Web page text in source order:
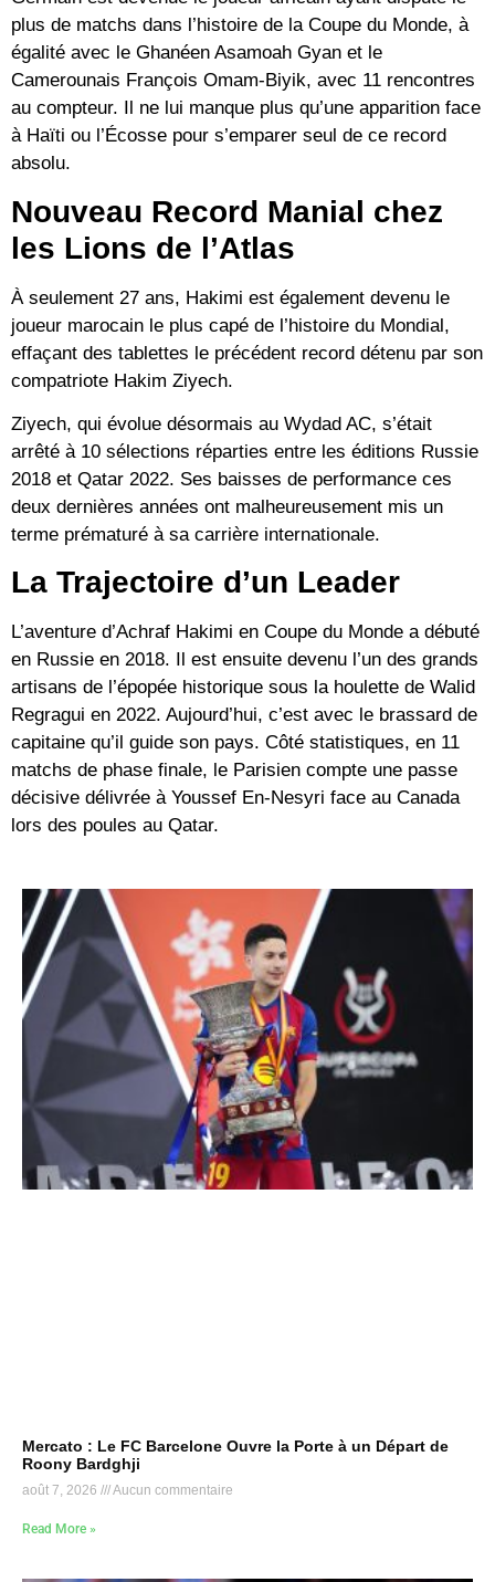
plus de matchs dans l’histoire de la Coupe du Monde, à
égalité avec le Ghanéen Asamoah Gyan et le
Camerounais François Omam-Biyik, avec 11 rencontres
au compteur. Il ne lui manque plus qu’une apparition face
à Haïti ou l’Écosse pour s’emparer seul de ce record
absolu.
Nouveau Record Manial chez
les Lions de l’Atlas
À seulement 27 ans, Hakimi est également devenu le
joueur marocain le plus capé de l’histoire du Mondial,
effaçant des tablettes le précédent record détenu par son
compatriote Hakim Ziyech.
Ziyech, qui évolue désormais au Wydad AC, s’était
arrêté à 10 sélections réparties entre les éditions Russie
2018 et Qatar 2022. Ses baisses de performance ces
deux dernières années ont malheureusement mis un
terme prématuré à sa carrière internationale.
La Trajectoire d’un Leader
L’aventure d’Achraf Hakimi en Coupe du Monde a débuté
en Russie en 2018. Il est ensuite devenu l’un des grands
artisans de l’épopée historique sous la houlette de Walid
Regragui en 2022. Aujourd’hui, c’est avec le brassard de
capitaine qu’il guide son pays. Côté statistiques, en 11
matchs de phase finale, le Parisien compte une passe
décisive délivrée à Youssef En-Nesyri face au Canada
lors des poules au Qatar.
Mercato : Le FC Barcelone Ouvre la Porte à un Départ de
Roony Bardghji
août 7, 2026 Aucun commentaire
Read More »